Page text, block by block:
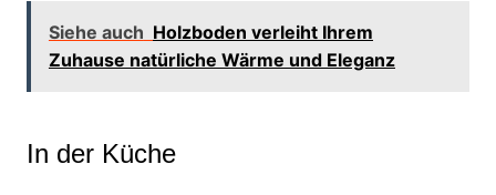
Siehe auch Holzboden verleiht Ihrem
Zuhause natürliche Wärme und Eleganz
In der Küche